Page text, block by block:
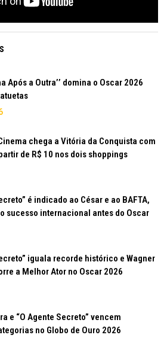
Após a Outra’’ domina o Oscar 2026
chega a Vitória da Conquista com
de R$ 10 nos dois shoppings
é indicado ao César e ao BAFTA,
sucesso internacional antes do Oscar
iguala recorde histórico e Wagner
a Melhor Ator no Oscar 2026
e “O Agente Secreto” vencem
no Globo de Ouro 2026